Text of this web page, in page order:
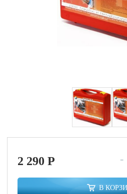
2 290P -
В